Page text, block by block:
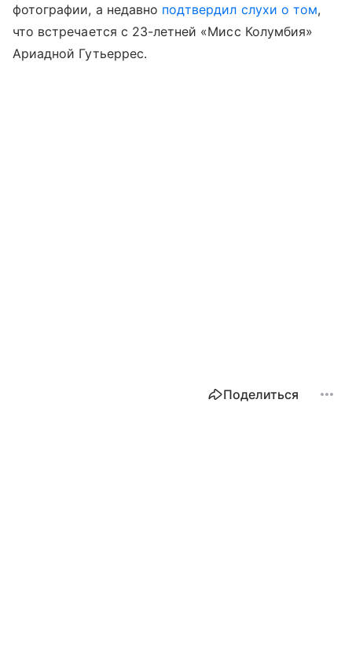
фотографии, а недавно подтвердил слухи о том,
что встречается с 23-летней «Мисс Колумбия»
Ариадной Гутьеррес.
Поделиться